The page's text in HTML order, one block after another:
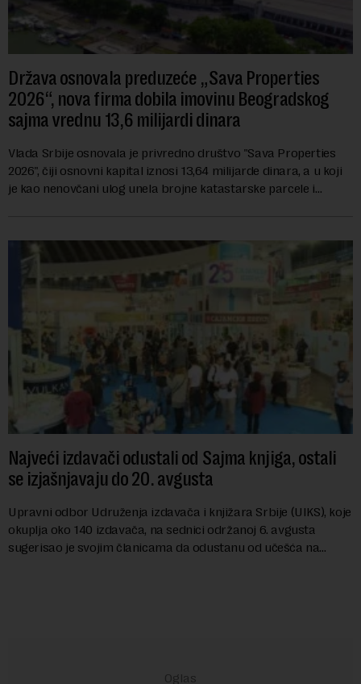
Država osnovala preduzeće „Sava Properties
2026“, nova firma dobila imovinu Beogradskog
sajma vrednu 13,6 milijardi dinara
Vlada Srbije osnovala je privredno društvo "Sava Properties
2026", čiji osnovni kapital iznosi 13,64 milijarde dinara, a u koji
je kao nenovčani ulog unela brojne katastarske parcele i
Najveći izdavači odustali od Sajma knjiga, ostali
se izjašnjavaju do 20. avgusta
Upravni odbor Udruženja izdavača i knjižara Srbije (UIKS), koje
okuplja oko 140 izdavača, na sednici održanoj 6. avgusta
sugerisao je svojim članicama da odustanu od učešća na